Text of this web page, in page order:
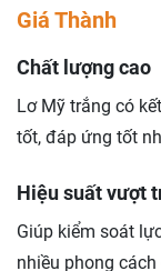
Giá Thành
Chất lượng cao
Lơ Mỹ trắng có
tốt, đáp ứng tốt
Hiệu suất vượt
Giúp kiểm soát
nhiều phong